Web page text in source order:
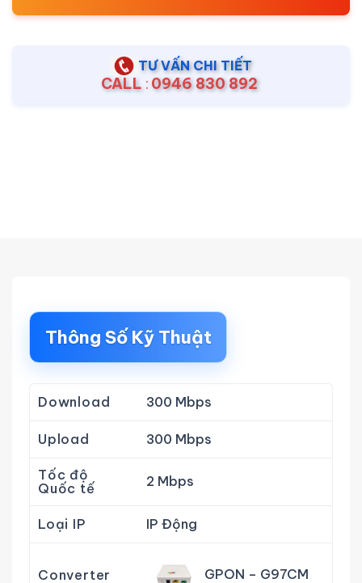
TƯ VẤN CHI TIẾT
CALL : 0946 830 892
Thông Số Kỹ Thuật
Download 300 Mbps
Upload 300 Mbps
Tốc độ
Quốc tế
2 Mbps
Loại IP IP Động
Converter GPON – G97CM